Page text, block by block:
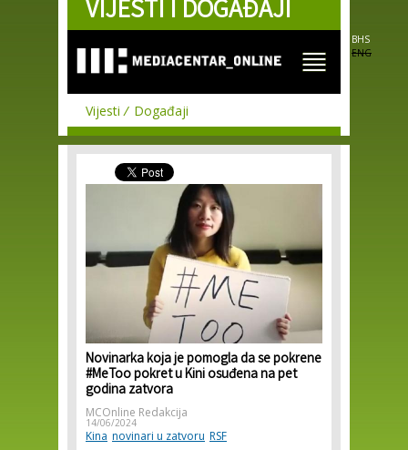
Skip to
main
VIJESTI I DOGAĐAJI
BHS
ENG
Vijesti Događaji
Novinarka koja je pomogla da se pokrene
#MeToo pokret u Kini osuđena na pet
godina zatvora
MCOnline Redakcija
14/06/2024
Kina novinari u zatvoru RSF